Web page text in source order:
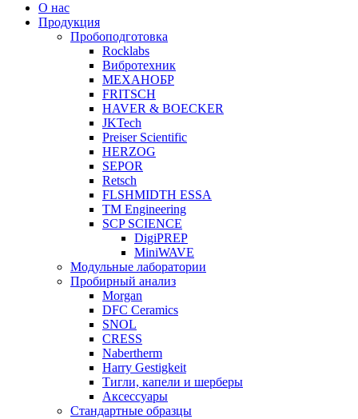
О нас
Продукция
Пробоподготовка
Rocklabs
Вибротехник
МЕХАНОБР
FRITSCH
HAVER & BOECKER
JKTech
Preiser Scientific
HERZOG
SEPOR
Retsch
FLSHMIDTH ESSA
TM Engineering
SCP SCIENCE
DigiPREP
MiniWAVE
Модульные лаборатории
Пробирный анализ
Morgan
DFC Ceramics
SNOL
CRESS
Nabertherm
Harry Gestigkeit
Тигли, капели и шерберы
Аксессуары
Стандартные образцы